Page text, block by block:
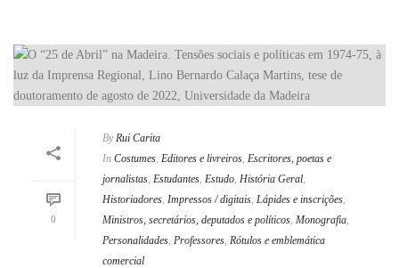
0
By Rui Carita
In Costumes, Editores e livreiros, Escritores, poetas e
jornalistas, Estudantes, Estudo, História Geral,
Historiadores, Impressos / digitais, Lápides e inscrições,
Ministros, secretários, deputados e políticos, Monografia,
Personalidades, Professores, Rótulos e emblemática
comercial